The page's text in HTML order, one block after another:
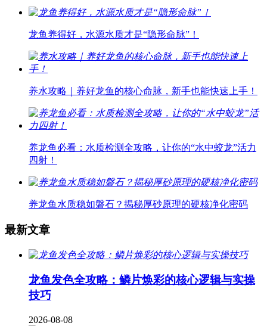
龙鱼养得好，水源水质才是“隐形命脉”！
养水攻略｜养好龙鱼的核心命脉，新手也能快速上手！
养龙鱼必看：水质检测全攻略，让你的“水中蛟龙”活力
四射！
养龙鱼水质稳如磐石？揭秘厚砂原理的硬核净化密码
最新文章
龙鱼发色全攻略：鳞片焕彩的核心逻辑与实操
技巧
2026-08-08